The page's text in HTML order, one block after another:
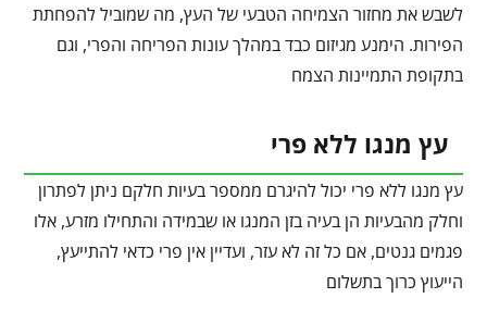
לשבש את מחזור הצמיחה הטבעי של העץ, מה שמוביל להפחתת
הפירות. הימנע מגיזום כבד במהלך עונות הפריחה והפרי, וגם
בתקופת התמיינות הצמח
עץ מנגו ללא פרי
עץ מנגו ללא פרי יכול להיגרם ממספר בעיות חלקם ניתן לפתרון
וחלק מהבעיות הן בעיה בזן המנגו או שבמידה והתחילו מזרע, אלו
פגמים גנטים, אם כל זה לא עזר, ועדיין אין פרי כדאי להתייעץ,
הייעוץ כרוך בתשלום